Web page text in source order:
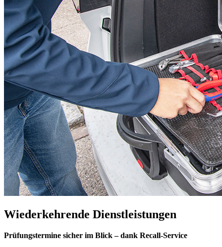
Wiederkehrende Dienstleistungen
Prüfungstermine sicher im Blick – dank Recall-Service